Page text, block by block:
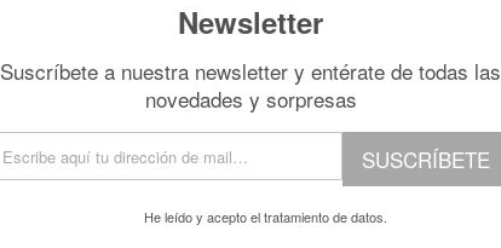
Newsletter
Suscríbete a nuestra newsletter y entérate de todas las
novedades y sorpresas
SUSCRÍBETE
He leído y acepto eltratamiento de datos.